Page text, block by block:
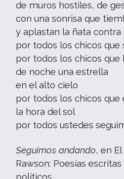
de muros hostiles, de
con una sonrisa que
y aplastan la ñata contra
por todos los chicos que
por todos los chicos que
de noche una estrella
en el alto cielo
por todos los chicos que
la hora del sol
por todos ustedes
Seguimos andando, en
Rawson: Poesías
políticos